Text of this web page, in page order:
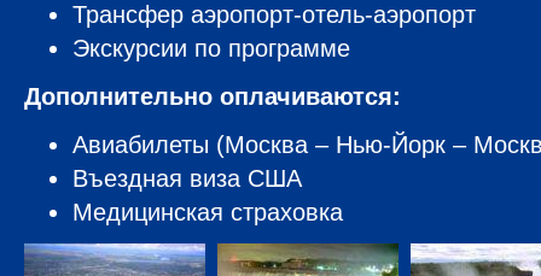
Трансфер аэропорт-отель-аэропорт
Экскурсии по программе
Дополнительно оплачиваются:
Авиабилеты (Москва – Нью-Йорк –
Въездная виза США
Медицинская страховка